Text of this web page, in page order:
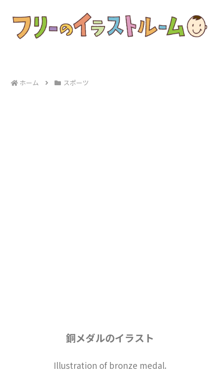
ホーム スポーツ
銅メダルのイラスト
Illustration of bronze medal.